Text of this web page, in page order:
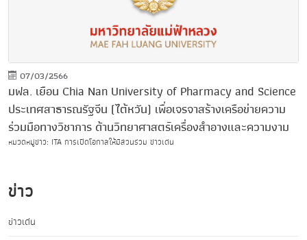
07/03/2566
มฟล. เยือน Chia Nan University of Pharmacy and Science
ประเทศสาธารณรัฐจีน (ไต้หวัน) เพื่อเจรจาสร้างเครือข่ายความ
ร่วมมือทางวิชาการ ด้านวิทยาศาสตร์เครื่องสำอางและความงาม
หมวดหมู่ข่าว: ITA การเปิดโอกาสให้มีส่วนร่วม ข่าวเด่น
ข่าว
ข่าวเด่น